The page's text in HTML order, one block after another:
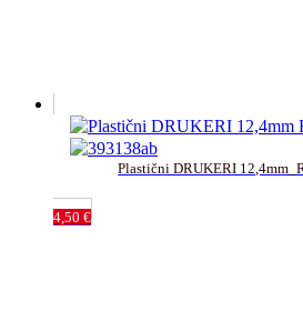
Plastični DRUKERI
4,50 €